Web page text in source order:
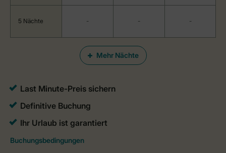
Mehr Nächte
5 Nächte - - -